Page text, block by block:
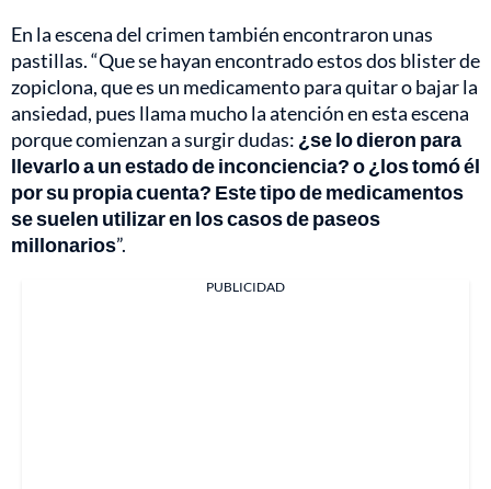
En la escena del crimen también encontraron unas
pastillas. “Que se hayan encontrado estos dos blister de
zopiclona, que es un medicamento para quitar o bajar la
ansiedad, pues llama mucho la atención en esta escena
porque comienzan a surgir dudas: ¿se lo dieron para
llevarlo a un estado de inconciencia? o ¿los tomó él
por su propia cuenta? Este tipo de medicamentos
se suelen utilizar en los casos de paseos
millonarios”.
PUBLICIDAD